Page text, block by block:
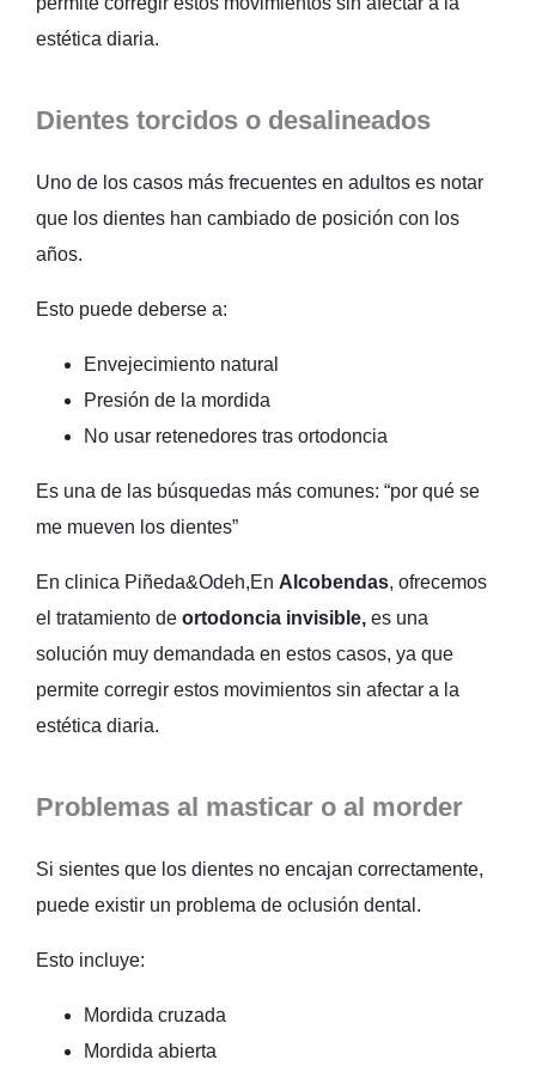
estética diaria.
Dientes torcidos o desalineados
Uno de los casos más frecuentes en adultos es notar
que los dientes han cambiado de posición con los
años.
Esto puede deberse a:
Envejecimiento natural
Presión de la mordida
No usar retenedores tras ortodoncia
Es una de las búsquedas más comunes: “por qué se
me mueven los dientes”
En clinica Piñeda&Odeh,En Alcobendas, ofrecemos
el tratamiento de ortodoncia invisible, es una
solución muy demandada en estos casos, ya que
permite corregir estos movimientos sin afectar a la
estética diaria.
Problemas al masticar o al morder
Si sientes que los dientes no encajan correctamente,
puede existir un problema de oclusión dental.
Esto incluye:
Mordida cruzada
Mordida abierta